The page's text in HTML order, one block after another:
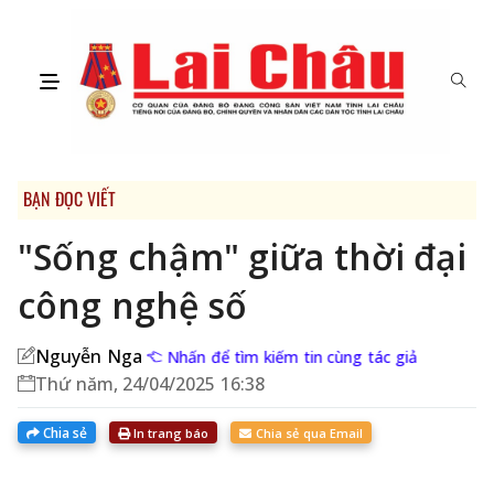
BẠN ĐỌC VIẾT
"Sống chậm" giữa thời đại
công nghệ số
Nguyễn Nga Nhấn để tìm kiếm tin cùng tác giả
Thứ năm, 24/04/2025 16:38
Chia sẻ In trang báo Chia sẻ qua Email